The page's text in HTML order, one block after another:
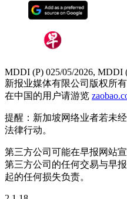
MDDI (P) 025/05/2026, MDDI
新报业媒体有限公司版权所
在中国的用户请游览
提醒：新加坡网络业者若未
法律行动。
第三方公司可能在早报网站
第三方公司的任何交易与早
起的任何损失负责。